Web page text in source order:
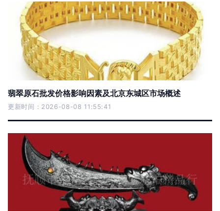
翡翠原石批发价格影响因素及北京东城区市场概述
更新时间：2026-08-08 11:55:41